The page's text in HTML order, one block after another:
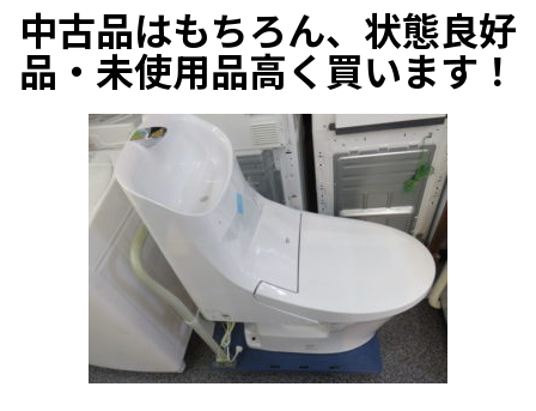
中古品はもちろん、状態良好
品・未使用品高く買います！